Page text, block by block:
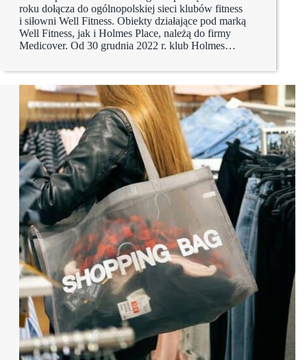
roku dołącza do ogólnopolskiej sieci klubów fitness
i siłowni Well Fitness. Obiekty działające pod marką
Well Fitness, jak i Holmes Place, należą do firmy
Medicover. Od 30 grudnia 2022 r. klub Holmes…